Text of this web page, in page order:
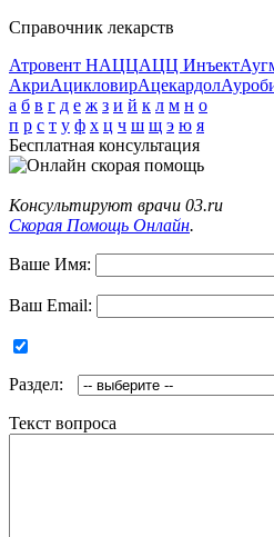
Справочник лекарств
Атровент НАЦЦАЦЦ Инъект
АкриАцикловирАцекардол
а б в г д е ж з и й к л м н о
п р с т у ф х ц ч ш щ э ю я
Бесплатная консультация
Консультируют врачи 03.ru
Скорая Помощь Онлайн.
Ваше Имя:
Ваш Email:
Раздел:
Текст вопроса